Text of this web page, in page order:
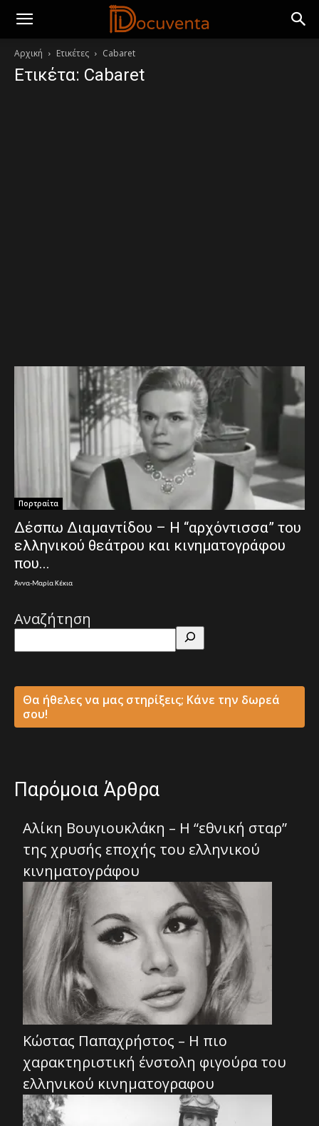
Αρχική Ετικέτες Cabaret
Ετικέτα: Cabaret
Πορτραίτα
Δέσπω Διαμαντίδου – Η “αρχόντισσα” του
ελληνικού θεάτρου και κινηματογράφου
που...
Άννα-Μαρία Κέκια
Αναζήτηση
Θα ήθελες να μας στηρίξεις; Κάνε την δωρεά
σου!
Παρόμοια Άρθρα
Αλίκη Βουγιουκλάκη – Η “εθνική σταρ”
της χρυσής εποχής του ελληνικού
κινηματογράφου
Κώστας Παπαχρήστος – Η πιο
χαρακτηριστική ένστολη φιγούρα του
ελληνικού κινηματογραφου